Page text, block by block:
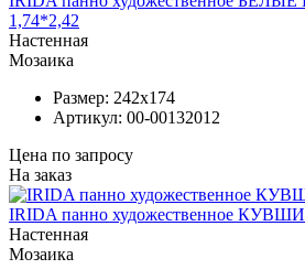
1,74*2,42
Настенная
Мозаика
Размер: 242x174
Артикул: 00-00132012
Цена по запросу
На заказ
IRIDA панно художественное
Настенная
Мозаика